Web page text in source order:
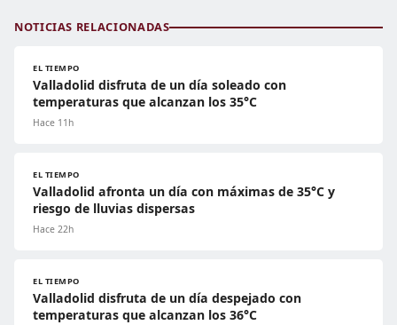
NOTICIAS RELACIONADAS
EL TIEMPO
Valladolid disfruta de un día soleado con
temperaturas que alcanzan los 35°C
Hace 11h
EL TIEMPO
Valladolid afronta un día con máximas de 35°C y
riesgo de lluvias dispersas
Hace 22h
EL TIEMPO
Valladolid disfruta de un día despejado con
temperaturas que alcanzan los 36°C